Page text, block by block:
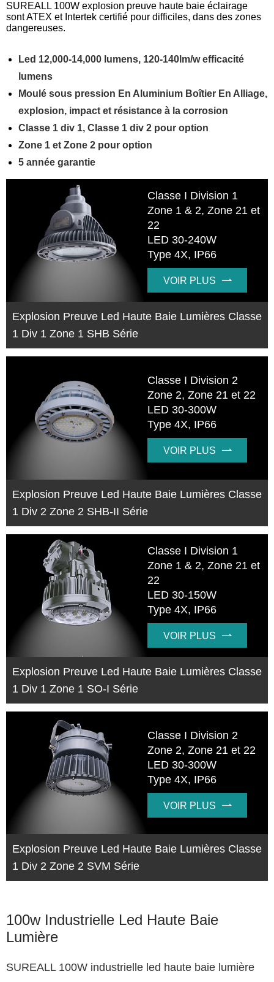
SUREALL 100W explosion preuve haute baie éclairage
sont ATEX et Intertek certifié pour difficiles, dans des zones
dangereuses.
Led 12,000-14,000 lumens, 120-140lm/w efficacité
lumens
Moulé sous pression En Aluminium Boîtier En Alliage,
explosion, impact et résistance à la corrosion
Classe 1 div 1, Classe 1 div 2 pour option
Zone 1 et Zone 2 pour option
5 année garantie
Classe I Division 1
Zone 1 & 2, Zone 21 et
22
LED 30-240W
Type 4X, IP66
VOIR PLUS 
Explosion Preuve Led Haute Baie Lumières Classe
1 Div 1 Zone 1 SHB Série
Classe I Division 2
Zone 2, Zone 21 et 22
LED 30-300W
Type 4X, IP66
VOIR PLUS 
Explosion Preuve Led Haute Baie Lumières Classe
1 Div 2 Zone 2 SHB-II Série
Classe I Division 1
Zone 1 & 2, Zone 21 et
22
LED 30-150W
Type 4X, IP66
VOIR PLUS 
Explosion Preuve Led Haute Baie Lumières Classe
1 Div 1 Zone 1 SO-I Série
Classe I Division 2
Zone 2, Zone 21 et 22
LED 30-300W
Type 4X, IP66
VOIR PLUS 
Explosion Preuve Led Haute Baie Lumières Classe
1 Div 2 Zone 2 SVM Série
100w Industrielle Led Haute Baie
Lumière
SUREALL 100W industrielle led haute baie lumière